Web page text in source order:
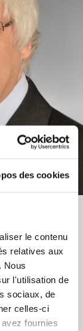
des cookies
le contenu
relatives aux
Nous
l'utilisation de
sociaux, de
celles-ci
fournies